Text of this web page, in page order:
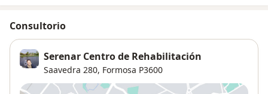
Consultorio
Serenar Centro de Rehabilitación
Saavedra 280, Formosa P3600